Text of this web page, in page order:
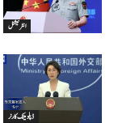
انٹرنیشنل
ڈپلومیٹک کارنر